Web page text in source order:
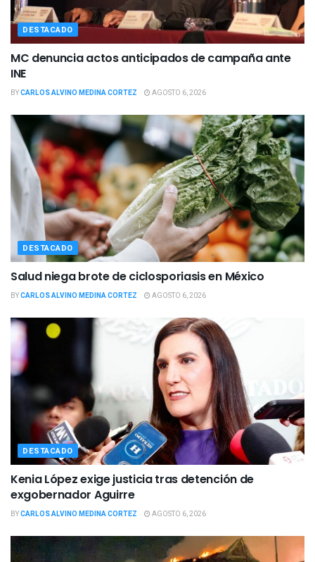
DESTACADO
MC denuncia actos anticipados de campaña ante
INE
BYCARLOS ALVINO MEDINA CORTEZ AGOSTO 6, 2026
DESTACADO
Salud niega brote de ciclosporiasis en México
BYCARLOS ALVINO MEDINA CORTEZ AGOSTO 6, 2026
DESTACADO
Kenia López exige justicia tras detención de
exgobernador Aguirre
BYCARLOS ALVINO MEDINA CORTEZ AGOSTO 6, 2026